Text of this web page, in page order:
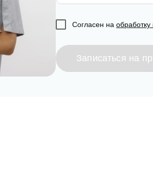
Согласен на
Записаться на